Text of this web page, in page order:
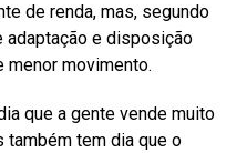
de renda, mas, segundo
adaptação e disposição
menor movimento.
que a gente vende muito
também tem dia que o